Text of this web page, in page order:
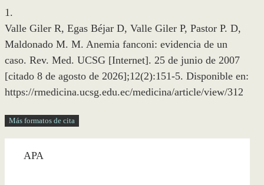
1.
Valle Giler R, Egas Béjar D, Valle Giler P, Pastor P. D,
Maldonado M. M. Anemia fanconi: evidencia de un
caso. Rev. Med. UCSG [Internet]. 25 de junio de 2007
[citado 8 de agosto de 2026];12(2):151-5. Disponible en:
https://rmedicina.ucsg.edu.ec/medicina/article/view/312
Más formatos de cita
APA